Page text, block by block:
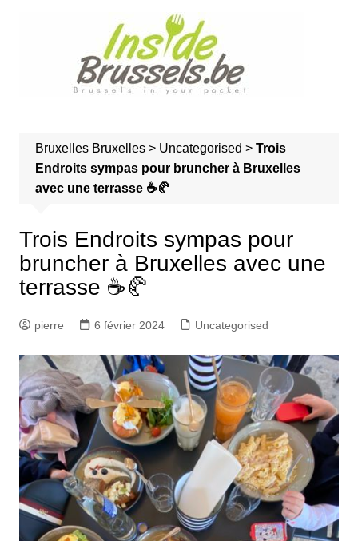
Bruxelles Bruxelles> Uncategorised > Trois
Endroits sympas pour bruncher à Bruxelles
avec une terrasse ☕🥐
Trois Endroits sympas pour
bruncher à Bruxelles avec une
terrasse ☕🥐
pierre 6 février 2024 Uncategorised